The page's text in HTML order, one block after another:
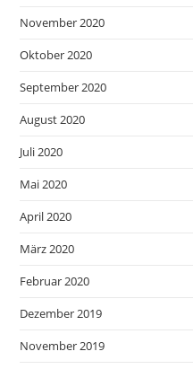
November 2020
Oktober 2020
September 2020
August 2020
Juli 2020
Mai 2020
April 2020
März 2020
Februar 2020
Dezember 2019
November 2019